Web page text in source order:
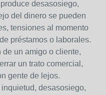
desasosiego,
del dinero se pueden
tensiones al momento
préstamos o laborales.
un amigo o cliente,
un trato comercial,
gente de lejos.
desasosiego,